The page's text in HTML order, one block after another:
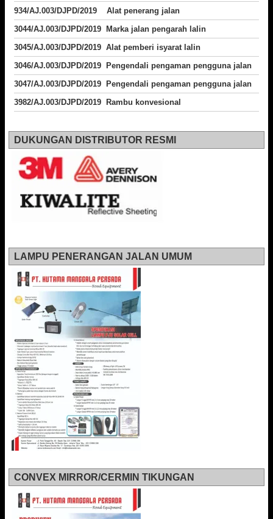
934/AJ.003/DJPD/2019 Alat penerang jalan
3044/AJ.003/DJPD/2019 Marka jalan pengarah lalin
3045/AJ.003/DJPD/2019 Alat pemberi isyarat lalin
3046/AJ.003/DJPD/2019 Pengendali pengaman pengguna jalan
3047/AJ.003/DJPD/2019 Pengendali pengaman pengguna jalan
3982/AJ.003/DJPD/2019 Rambu konvesional
DUKUNGAN DISTRIBUTOR RESMI
LAMPU PENERANGAN JALAN UMUM
CONVEX MIRROR/CERMIN TIKUNGAN